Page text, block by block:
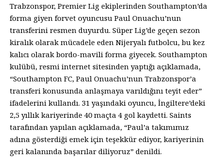
Trabzonspor, Premier Lig ekiplerinden Southampton’da
forma giyen forvet oyuncusu Paul Onuachu’nun
transferini resmen duyurdu. Süper Lig’de geçen sezon
kiralık olarak mücadele eden Nijeryalı futbolcu, bu kez
kalıcı olarak bordo-mavili forma giyecek. Southampton
kulübü, resmi internet sitesinden yaptığı açıklamada,
“Southampton FC, Paul Onuachu’nun Trabzonspor’a
transferi konusunda anlaşmaya varıldığını teyit eder”
ifadelerini kullandı. 31 yaşındaki oyuncu, İngiltere’deki
2,5 yıllık kariyerinde 40 maçta 4 gol kaydetti. Saints
tarafından yapılan açıklamada, “Paul’a takımımız
adına gösterdiği emek için teşekkür ediyor, kariyerinin
geri kalanında başarılar diliyoruz” denildi.